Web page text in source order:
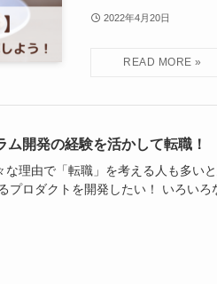
2022年4月20日
ム開発の経験を活かして転職！
理由で「転職」を考える人も多い
プロダクトを開発したい！ いろいろ